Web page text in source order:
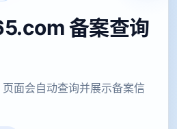
备案查询
面会自动查询并展示备案信